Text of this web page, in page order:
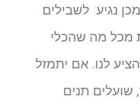
נגיע לשבילים
מכל מה שהכלי
לנו. אם יתמזל
שועלים תנים